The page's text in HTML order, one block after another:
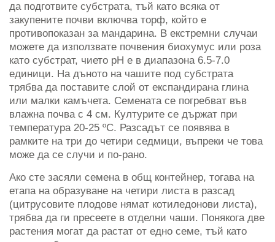
да подготвите субстрата, тъй като всяка от
закупените почви включва торф, който е
противопоказан за мандарина. В екстремни случаи
можете да използвате почвения биохумус или роза
като субстрат, чието рН е в диапазона 6.5-7.0
единици. На дъното на чашите под субстрата
трябва да поставите слой от експандирана глина
или малки камъчета. Семената се погребват във
влажна почва с 4 см. Културите се държат при
температура 20-25 ºC. Разсадът се появява в
рамките на три до четири седмици, въпреки че това
може да се случи и по-рано.
Ако сте засяли семена в общ контейнер, тогава на
етапа на образуване на четири листа в разсад
(цитрусовите плодове нямат котиледонови листа),
трябва да ги пресеете в отделни чаши. Понякога две
растения могат да растат от едно семе, тъй като